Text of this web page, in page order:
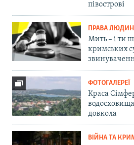
півострові
ПРАВА
Мить – і ти
кримських
ФОТОГАЛЕРЕЇ
Краса
водосховища
довкола
ВІЙНА ТА